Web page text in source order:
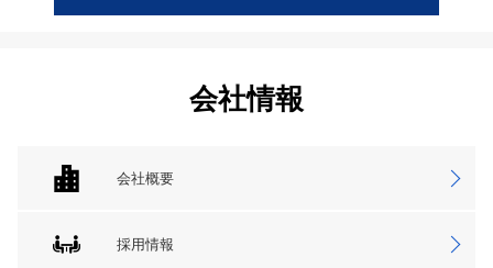
会社情報
会社概要
採用情報